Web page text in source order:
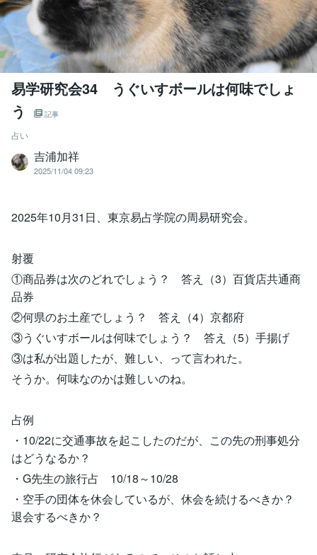
易学研究会34 うぐいすボールは何味でしょ
う
記事
占い
吉浦加祥
2025/11/04 09:23
2025年10月31日、東京易占学院の周易研究会。
射覆
①商品券は次のどれでしょう？ 答え（3）百貨店共通商
品券
②何県のお土産でしょう？ 答え（4）京都府
③うぐいすボールは何味でしょう？ 答え（5）手揚げ
③は私が出題したが、難しい、って言われた。
そうか。何味なのかは難しいのね。
占例
・10/22に交通事故を起こしたのだが、この先の刑事処分
はどうなるか？
・G先生の旅行占 10/18～10/28
・空手の団体を休会しているが、休会を続けるべきか？
退会するべきか？